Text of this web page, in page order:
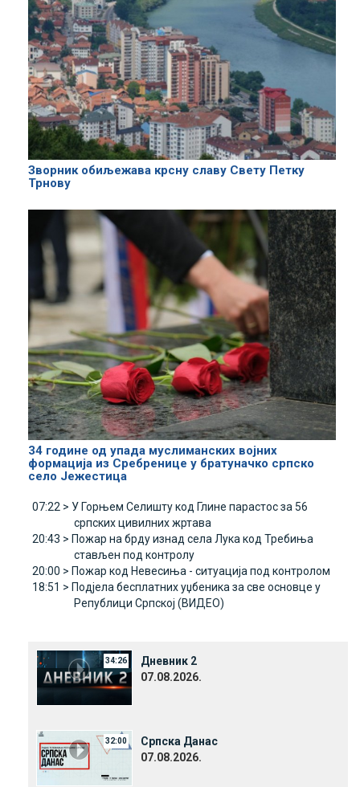
Зворник обиљежава крсну славу Свету Петку
Трнову
34 године од упада муслиманских војних
формација из Сребренице у братуначко српско
село Јежестица
07:22 > У Горњем Селишту код Глине парастос за 56
српских цивилних жртава
20:43 > Пожар на брду изнад села Лука код Требиња
стављен под контролу
20:00 > Пожар код Невесиња - ситуација под контролом
18:51 > Подјела бесплатних уџбеника за све основце у
Републици Српској (ВИДЕО)
34:26
Дневник 2
07.08.2026.
32:00
Српска Данас
07.08.2026.